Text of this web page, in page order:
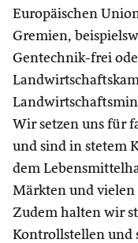
Europäischen
Gremien,
Gentechnik-frei
Wir setzen uns für
und sind in stetem
dem
Märkten und vielen
Zudem halten wir
Kontrollstellen und